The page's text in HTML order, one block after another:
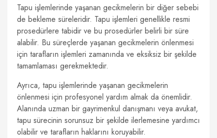
Tapu işlemlerinde yaşanan gecikmelerin bir diğer sebebi
de bekleme süreleridir. Tapu işlemleri genellikle resmi
prosedürlere tabidir ve bu prosedürler belirli bir süre
alabilir. Bu süreçlerde yaşanan gecikmelerin önlenmesi
için tarafların işlemleri zamanında ve eksiksiz bir şekilde
tamamlaması gerekmektedir.
Ayrıca, tapu işlemlerinde yaşanan gecikmelerin
önlenmesi için profesyonel yardım almak da önemlidir.
Alanında uzman bir gayrimenkul danışmanı veya avukat,
tapu sürecinin sorunsuz bir şekilde ilerlemesine yardımcı
olabilir ve tarafların haklarını koruyabilir.